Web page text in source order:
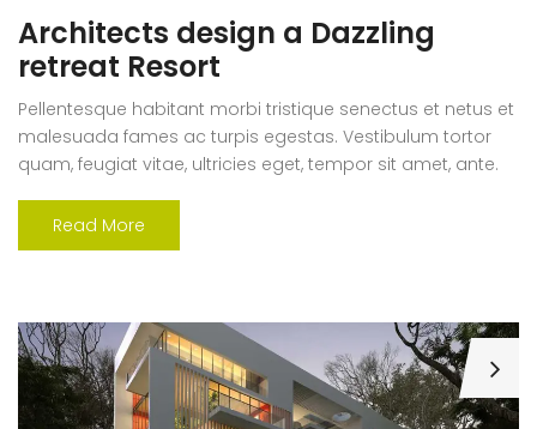
Architects design a Dazzling
retreat Resort
Pellentesque habitant morbi tristique senectus et netus et
malesuada fames ac turpis egestas. Vestibulum tortor
quam, feugiat vitae, ultricies eget, tempor sit amet, ante.
ultricies mi vitae est. Mauris placerat eleifend leo. Quisque
sit amet est et sapien ullamcorper pharetra. Vestibulum
Read More